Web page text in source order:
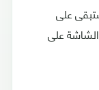
على
على